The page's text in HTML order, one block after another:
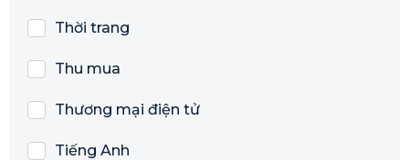
Thời trang
Thu mua
Thương mại điện tử
Tiếng Anh